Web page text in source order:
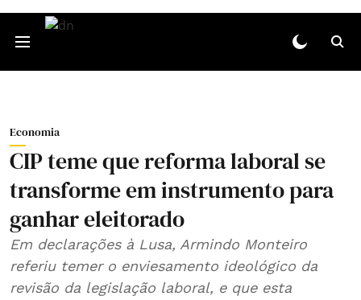
Economia
CIP teme que reforma laboral se
transforme em instrumento para
ganhar eleitorado
Em declarações à Lusa, Armindo Monteiro
referiu temer o enviesamento ideológico da
revisão da legislação laboral, e que esta